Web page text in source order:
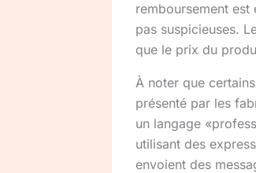
remboursement
pas suspicieuses.
que le prix du
À noter que
présenté par les
un langage
utilisant des
envoient des